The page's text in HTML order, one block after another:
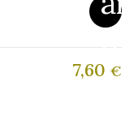
7,60 €